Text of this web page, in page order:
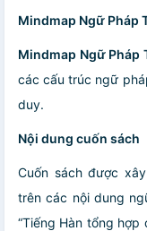
Mindmap Ngữ Pháp
Mindmap Ngữ Pháp
các cấu trúc ngữ
duy.
Nội dung cuốn sách
Cuốn sách được
trên các nội dung
“Tiếng Hàn tổng hợp